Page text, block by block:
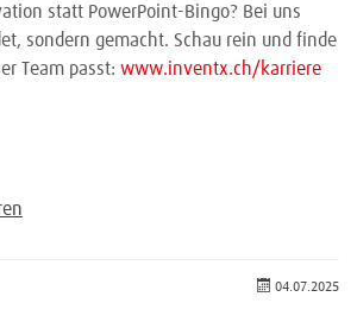
statt PowerPoint-Bingo? Bei uns
sondern gemacht. Schau rein und finde
Team passt: www.inventx.ch/karriere
04.07.2025